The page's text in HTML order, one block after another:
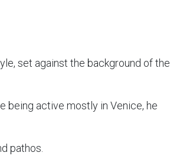
set against the background of the
being active mostly in Venice, he
pathos.